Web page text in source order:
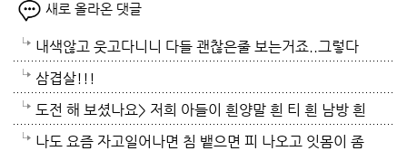
새로 올라온 댓글
내색않고 웃고다니니 다들 괜찮은줄 보는거죠..그렇다
고 우중중한 얼굴로 매일 다닐수도 없는 노릇이고 사람
들마다 다 내 사정을 설명하기도 그럴거고 ..힘드실거
압니다. 그래도 참 그 자리서 꿋꿋하게 가정돌보고 여러
삼겹살!!!
도전 해 보셨나요> 저희 아들이 흰양말 흰 티 흰 남방 흰
색을 주로 입는데 누래지고 사서 한해 입으면 다음해 입
나도 요즘 자고일어나면 침 뱉으면 피 나오고 잇몸이 좀